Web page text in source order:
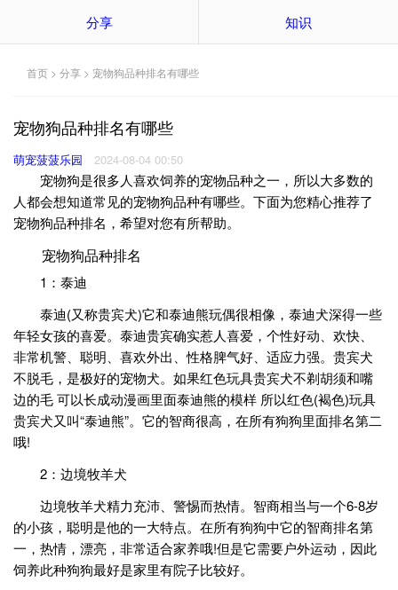
分享 知识
首页 > 分享 > 宠物狗品种排名有哪些
宠物狗品种排名有哪些
萌宠菠菠乐园 2024-08-04 00:50
宠物狗是很多人喜欢饲养的宠物品种之一，所以大多数的
人都会想知道常见的宠物狗品种有哪些。下面为您精心推荐了
宠物狗品种排名，希望对您有所帮助。
宠物狗品种排名
1：泰迪
泰迪(又称贵宾犬)它和泰迪熊玩偶很相像，泰迪犬深得一些
年轻女孩的喜爱。泰迪贵宾确实惹人喜爱，个性好动、欢快、
非常机警、聪明、喜欢外出、性格脾气好、适应力强。贵宾犬
不脱毛，是极好的宠物犬。如果红色玩具贵宾犬不剃胡须和嘴
边的毛 可以长成动漫画里面泰迪熊的模样 所以红色(褐色)玩具
贵宾犬又叫“泰迪熊”。它的智商很高，在所有狗狗里面排名第二
哦!
2：边境牧羊犬
边境牧羊犬精力充沛、警惕而热情。智商相当与一个6-8岁
的小孩，聪明是他的一大特点。在所有狗狗中它的智商排名第
一，热情，漂亮，非常适合家养哦!但是它需要户外运动，因此
饲养此种狗狗最好是家里有院子比较好。